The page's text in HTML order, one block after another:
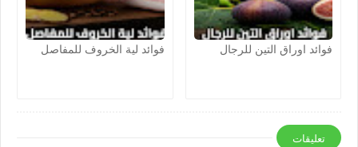
فوائد اوراق التين للرجال فوائد لية الخروف للمفاصل
تعليقات